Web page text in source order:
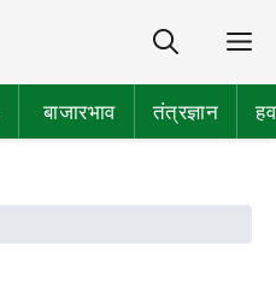
बाजारभाव तंत्रज्ञान